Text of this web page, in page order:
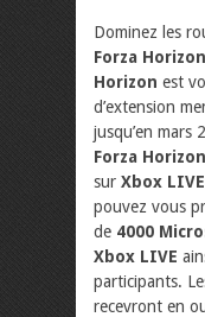
Dominez les
Forza Horizon
Horizon est
d’extension
jusqu’en mars
Forza
sur Xbox LIVE
pouvez vous
de 4000
Xbox LIVE
participants.
recevront en